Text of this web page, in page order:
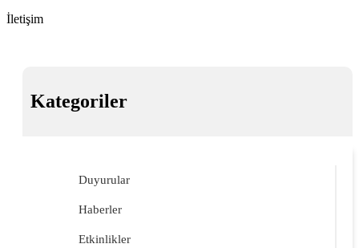
İletişim
Kategoriler
Duyurular
Haberler
Etkinlikler